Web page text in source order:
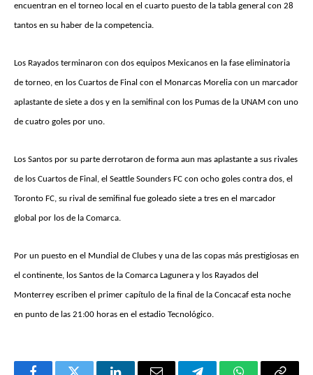
encuentran en el torneo local en el cuarto puesto de la tabla general con 28
tantos en su haber de la competencia.
Los Rayados terminaron con dos equipos Mexicanos en la fase eliminatoria
de torneo, en los Cuartos de Final con el Monarcas Morelia con un marcador
aplastante de siete a dos y en la semifinal con los Pumas de la UNAM con uno
de cuatro goles por uno.
Los Santos por su parte derrotaron de forma aun mas aplastante a sus rivales
de los Cuartos de Final, el Seattle Sounders FC con ocho goles contra dos, el
Toronto FC, su rival de semifinal fue goleado siete a tres en el marcador
global por los de la Comarca.
Por un puesto en el Mundial de Clubes y una de las copas más prestigiosas en
el continente, los Santos de la Comarca Lagunera y los Rayados del
Monterrey escriben el primer capítulo de la final de la Concacaf esta noche
en punto de las 21:00 horas en el estadio Tecnológico.